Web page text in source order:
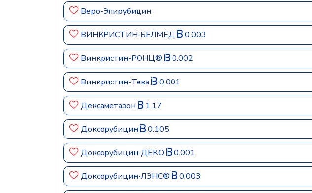
Веро-Эпирубицин
ВИНКРИСТИН-БЕЛМЕД 0.003
Винкристин-РОНЦ® 0.002
Винкристин-Тева 0.001
Дексаметазон 1.17
Доксорубицин 0.105
Доксорубицин-ДЕКО 0.001
Доксорубицин-ЛЭНС® 0.003